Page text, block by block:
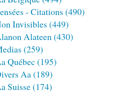
- Citations (490)
Invisibles (449)
Alateen(430)
(259)
Québec (195)
Aa(189)
Suisse(174)